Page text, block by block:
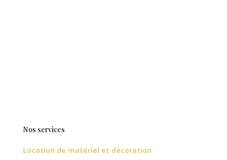
Nos services
Location de matériel et décoration